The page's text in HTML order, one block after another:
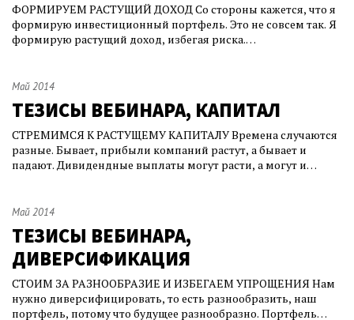
ФОРМИРУЕМ РАСТУЩИЙ ДОХОД Со стороны кажется, что я
формирую инвестиционный портфель. Это не совсем так. Я
формирую растущий доход, избегая риска.
и само собой. Я слежу прежде всего за доходом своего
Май 2014
ТЕЗИСЫ ВЕБИНАРА, КАПИТАЛ
СТРЕМИМСЯ К РАСТУЩЕМУ КАПИТАЛУ Времена случаются
разные. Бывает, прибыли компаний растут, а бывает и
падают. Дивидендные выплаты могут расти, а могут и
портфеля плюс постоянный рост капитала. Широкая
Май 2014
ТЕЗИСЫ ВЕБИНАРА,
ДИВЕРСИФИКАЦИЯ
СТОИМ ЗА РАЗНООБРАЗИЕ И ИЗБЕГАЕМ УПРОЩЕНИЯ Нам
нужно диверсифицировать, то есть разнообразить, наш
портфель, потому что будущее разнообразно. Портфель